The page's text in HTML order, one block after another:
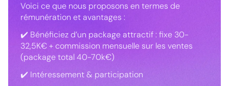
Voici ce que nous proposons en termes de
rémunération et avantages :
✔️ Bénéficiez d’un package attractif : fixe 30-
32,5K€ + commission mensuelle sur les ventes
(package total 40-70k€)
✔️ Intéressement & participation